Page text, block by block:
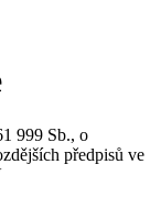
999 Sb., o
předpisů ve